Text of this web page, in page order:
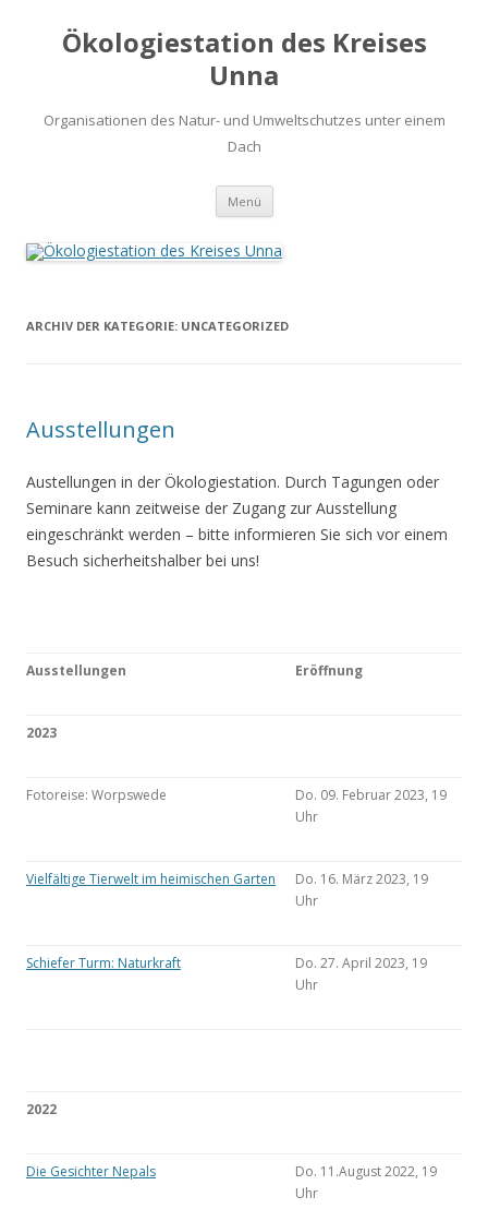
Ökologiestation des Kreises
Unna
Organisationen des Natur- und Umweltschutzes unter einem
Dach
Menü Zum
springen
ARCHIV DER KATEGORIE: UNCATEGORIZED
Ausstellungen
Austellungen in der Ökologiestation. Durch Tagungen oder
Seminare kann zeitweise der Zugang zur Ausstellung
eingeschränkt werden – bitte informieren Sie sich vor einem
Besuch sicherheitshalber bei uns!
Ausstellungen Eröffnung
2023
Fotoreise: Worpswede
Do. 09. Februar 2023, 19
Uhr
Vielfältige Tierwelt im heimischen Garten
Do. 16. März 2023, 19
Uhr
Schiefer Turm: Naturkraft
Do. 27. April 2023, 19
Uhr
2022
Die Gesichter Nepals
Do. 11.August 2022, 19
Uhr